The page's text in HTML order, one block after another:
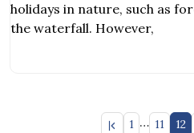
holidays in nature, such as
the waterfall. However,
1 … 11 12